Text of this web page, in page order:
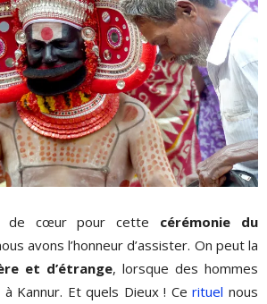
de cœur pour cette cérémonie du
avons l’honneur d’assister. On peut la
et d’étrange, lorsque des hommes
Kannur. Et quels Dieux ! Cerituel nous